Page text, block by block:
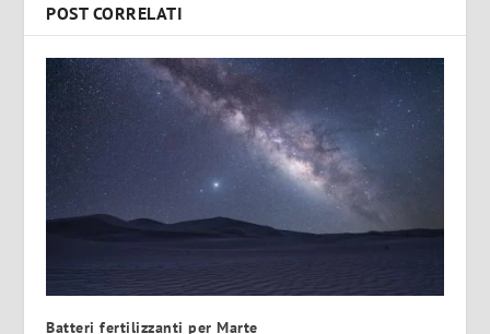
POST CORRELATI
Batteri fertilizzanti per Marte